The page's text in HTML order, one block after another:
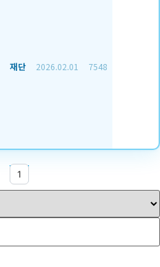
재단 2026.02.01 7548
1